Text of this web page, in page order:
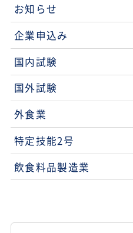
お知らせ
企業申込み
国内試験
国外試験
外食業
特定技能2号
飲食料品製造業